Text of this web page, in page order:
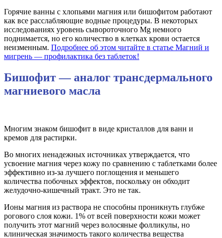
Горячие ванны с хлопьями магния или бишофитом работают
как все расслабляющие водные процедуры. В некоторых
исследованиях уровень сывороточного Mg немного
поднимается, но его количество в клетках крови остается
неизменным. Подробнее об этом читайте в статье Магний и
мигрень — профилактика без таблеток!
Бишофит — аналог трансдермального
магниевого масла
Многим знаком бишофит в виде кристаллов для ванн и
кремов для растирки.
Во многих ненадежных источниках утверждается, что
усвоение магния через кожу по сравнению с таблетками более
эффективно из-за лучшего поглощения и меньшего
количества побочных эффектов, поскольку он обходит
желудочно-кишечный тракт. Это не так.
Ионы магния из раствора не способны проникнуть глубже
рогового слоя кожи. 1% от всей поверхности кожи может
получить этот магний через волосяные фолликулы, но
клиническая значимость такого количества вещества